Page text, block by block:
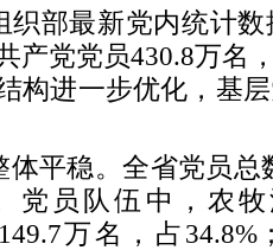
织部最新党内统计
产党党员430.8万名
构进一步优化，基
体平稳。全省党员总
党员队伍中，农
万名，占